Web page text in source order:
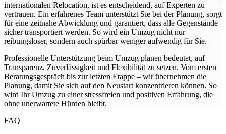
internationalen Relocation, ist es entscheidend, auf Experten zu
vertrauen. Ein erfahrenes Team unterstützt Sie bei der Planung, sorgt
für eine zeitnahe Abwicklung und garantiert, dass alle Gegenstände
sicher transportiert werden. So wird ein Umzug nicht nur
reibungsloser, sondern auch spürbar weniger aufwendig für Sie.
Professionelle Unterstützung beim Umzug planen bedeutet, auf
Transparenz, Zuverlässigkeit und Flexibilität zu setzen. Vom ersten
Beratungsgespräch bis zur letzten Etappe – wir übernehmen die
Planung, damit Sie sich auf den Neustart konzentrieren können. So
wird Ihr Umzug zu einer stressfreien und positiven Erfahrung, die
ohne unerwartete Hürden bleibt.
FAQ